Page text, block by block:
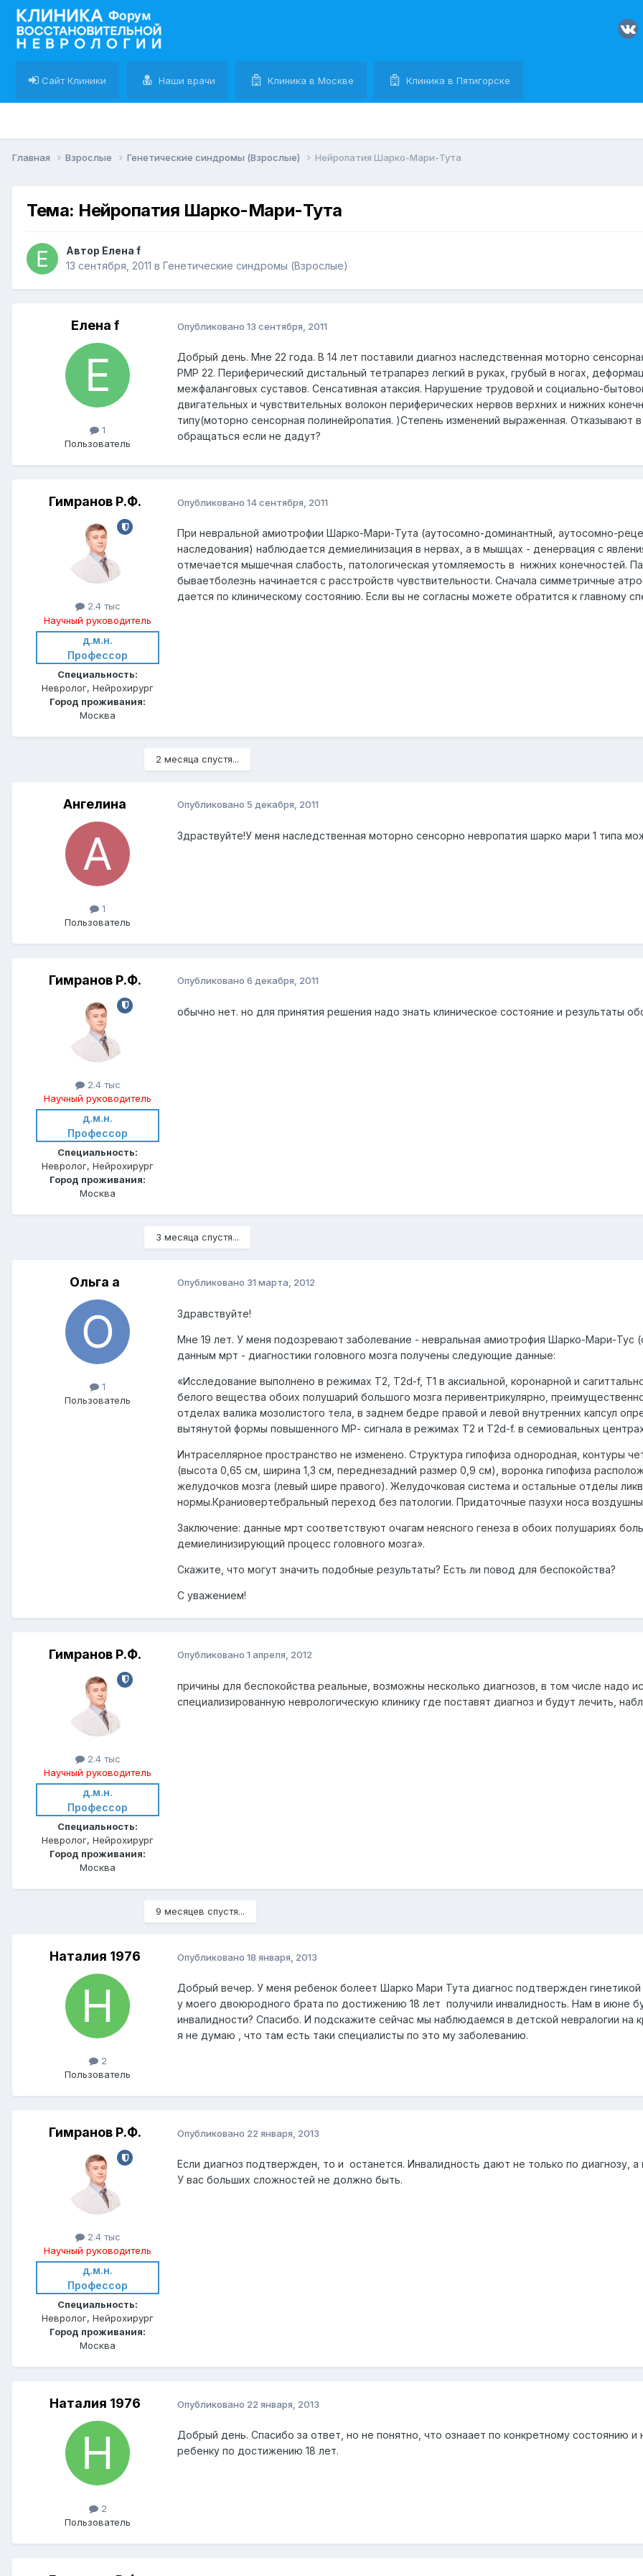
Сайт Клиники Наши врачи Клиника в Москве Клиника в Пятигорске
Главная Взрослые Генетические синдромы (Взрослые) Нейропатия Шарко-Мари-Тута
Тема: Нейропатия Шарко-Мари-Тута
Автор Елена f
13 сентября, 2011 в Генетические синдромы (Взрослые)
Елена f
1
Пользователь
Опубликовано 13 сентября, 2011
Добрый день. Мне 22 года. В 14 лет поставили диагноз наследственная моторно
РМР 22. Периферический дистальный тетрапарез легкий в руках, грубый в ногах,
межфаланговых суставов. Сенсативная атаксия. Нарушение трудовой и социально-
двигательных и чувствительных волокон периферических нервов верхних и нижних
типу(моторно сенсорная полинейропатия. )Степень изменений выраженная. Отказывают
обращаться если не дадут?
Гимранов Р.Ф.
2.4 тыс
Научный руководитель
д.м.н.
Профессор
Специальность:
Невролог, Нейрохирург
Город проживания:
Москва
Опубликовано 14 сентября, 2011
При невральной амиотрофии Шарко-Мари-Тута (аутосомно-доминантный, аутосомно-
наследования) наблюдается демиелинизация в нервах, а в мышцах - денервация с
отмечается мышечная слабость, патологическая утомляемость в нижних конечностей.
бываетболезнь начинается с расстройств чувствительности. Сначала симметричные
дается по клиническому состоянию. Если вы не согласны можете обратится к главному
2 месяца спустя...
Ангелина
1
Пользователь
Опубликовано 5 декабря, 2011
Здраствуйте!У меня наследственная моторно сенсорно невропатия шарко мари 1 типа
Гимранов Р.Ф.
2.4 тыс
Научный руководитель
д.м.н.
Профессор
Специальность:
Невролог, Нейрохирург
Город проживания:
Москва
Опубликовано 6 декабря, 2011
обычно нет. но для принятия решения надо знать клиническое состояние и результаты
3 месяца спустя...
Ольга а
1
Пользователь
Опубликовано 31 марта, 2012
Здравствуйте!
Мне 19 лет. У меня подозревают заболевание - невральная амиотрофия Шарко-Мари-Тус
данным мрт - диагностики головного мозга получены следующие данные:
«Исследование выполнено в режимах Т2, T2d-f, T1 в аксиальной, коронарной и
белого вещества обоих полушарий большого мозга перивентрикулярно,
отделах валика мозолистого тела, в заднем бедре правой и левой внутренних капсул
вытянутой формы повышенного МР- сигнала в режимах Т2 и Т2d-f. в семиовальных
Интраселлярное пространство не изменено. Структура гипофиза однородная, контуры
(высота 0,65 см, ширина 1,3 см, переднезадний размер 0,9 см), воронка гипофиза
желудочков мозга (левый шире правого). Желудочковая система и остальные отделы
нормы.Краниовертебральный переход без патологии. Придаточные пазухи носа
Заключение: данные мрт соответствуют очагам неясного генеза в обоих полушариях
демиелинизирующий процесс головного мозга».
Скажите, что могут значить подобные результаты? Есть ли повод для беспокойства?
С уважением!
Гимранов Р.Ф.
2.4 тыс
Научный руководитель
д.м.н.
Профессор
Специальность:
Невролог, Нейрохирург
Город проживания:
Москва
Опубликовано 1 апреля, 2012
причины для беспокойства реальные, возможны несколько диагнозов, в том числе надо
специализированную неврологическую клинику где поставят диагноз и будут лечить,
9 месяцев спустя...
Наталия 1976
2
Пользователь
Опубликовано 18 января, 2013
Добрый вечер. У меня ребенок болеет Шарко Мари Тута диагнос подтвержден
у моего двоюродного брата по достижению 18 лет получили инвалидность. Нам в июне
инвалидности? Спасибо. И подскажите сейчас мы наблюдаемся в детской невралогии на
я не думаю , что там есть таки специалисты по это му заболеванию.
Гимранов Р.Ф.
2.4 тыс
Научный руководитель
д.м.н.
Профессор
Специальность:
Невролог, Нейрохирург
Город проживания:
Москва
Опубликовано 22 января, 2013
Если диагноз подтвержден, то и останется. Инвалидность дают не только по диагнозу,
У вас больших сложностей не должно быть.
Наталия 1976
2
Пользователь
Опубликовано 22 января, 2013
Добрый день. Спасибо за ответ, но не понятно, что ознаает по конкретному состоянию
ребенку по достижению 18 лет.